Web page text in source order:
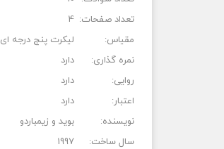
تعداد صفحات: 4
مقیاس:
لیکرت پنج درجه ای
نمره گذاری:
دارد
روایی:
دارد
اعتبار:
دارد
نویسنده:
بوید و زیمباردو
سال ساخت:
1997